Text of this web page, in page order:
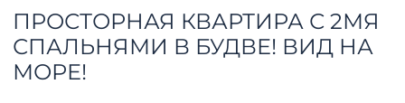
ПРОСТОРНАЯ КВАРТИРА С 2МЯ
СПАЛЬНЯМИ В БУДВЕ! ВИД НА
МОРЕ!